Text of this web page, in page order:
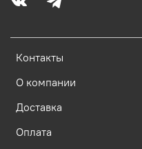
Контакты
О компании
Доставка
Оплата